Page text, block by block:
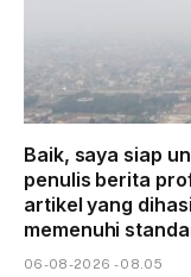
Baik, saya siap
penulis berita
artikel yang
memenuhi
06-08-2026 - 08.05